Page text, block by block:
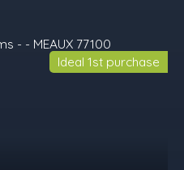
Ideal 1st purchase